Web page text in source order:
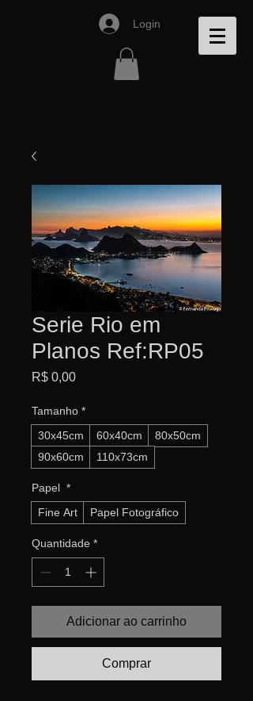
Login
Serie Rio em
Planos Ref:RP05
R$ 0,00Preço
Tamanho *
30x45cm
60x40cm
80x50cm
90x60cm
110x73cm
Papel *
Fine Art
Papel Fotográfico
Quantidade *
Adicionar ao carrinho
Comprar